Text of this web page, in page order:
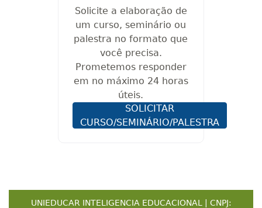
Solicite a elaboração de
um curso, seminário ou
palestra no formato que
você precisa.
Prometemos responder
em no máximo 24 horas
úteis.
SOLICITAR
CURSO/SEMINÁRIO/PALESTRA
UNIEDUCAR INTELIGENCIA EDUCACIONAL | CNPJ: